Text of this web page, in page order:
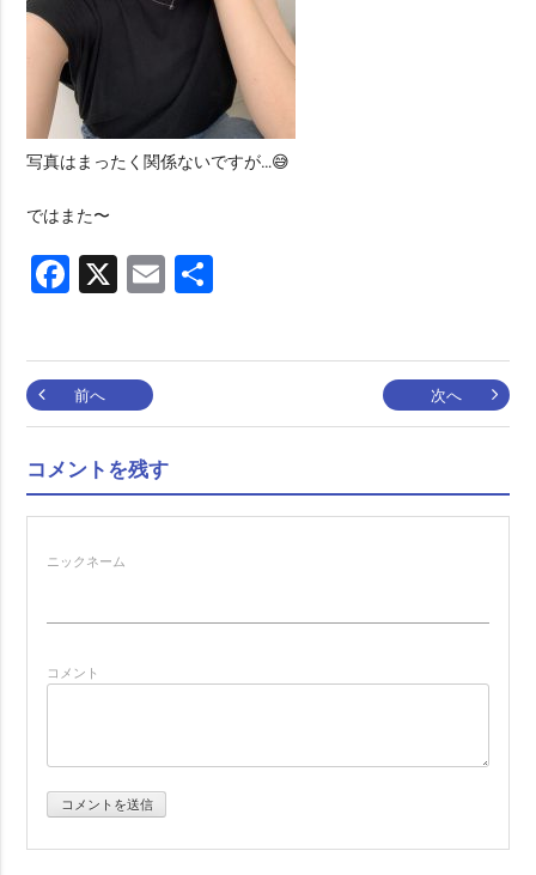
写真はまったく関係ないですが…😅
ではまた〜
Facebook
X Email
投
稿
ナ
ビ
シ
ョ
前へ 次へ
コメントを残す
ニックネーム
コメント